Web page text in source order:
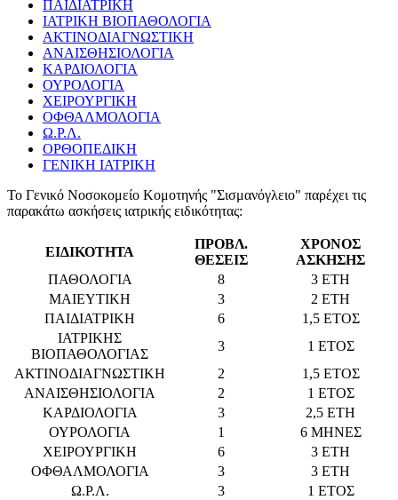
ΠΑΙΔΙΑΤΡΙΚΗ
ΙΑΤΡΙΚΗ ΒΙΟΠΑΘΟΛΟΓΙΑ
ΑΚΤΙΝΟΔΙΑΓΝΩΣΤΙΚΗ
ΑΝΑΙΣΘΗΣΙΟΛΟΓΙΑ
ΚΑΡΔΙΟΛΟΓΙΑ
ΟΥΡΟΛΟΓΙΑ
ΧΕΙΡΟΥΡΓΙΚΗ
ΟΦΘΑΛΜΟΛΟΓΙΑ
Ω.Ρ.Λ.
ΟΡΘΟΠΕΔΙΚΗ
ΓΕΝΙΚΗ ΙΑΤΡΙΚΗ
To Γενικό Νοσοκομείο Κομοτηνής "Σισμανόγλειο" παρέχει τις
παρακάτω ασκήσεις ιατρικής ειδικότητας:
ΕΙΔΙΚΟΤΗΤΑ
ΠΡΟΒΛ.
ΘΕΣΕΙΣ
ΧΡΟΝΟΣ
ΑΣΚΗΣΗΣ
ΠΑΘΟΛΟΓΙΑ
8
3 ΕΤΗ
ΜΑΙΕΥΤΙΚΗ
3
2 ΕΤΗ
ΠΑΙΔΙΑΤΡΙΚΗ
6
1,5 ΕΤΟΣ
ΙΑΤΡΙΚΗΣ
ΒΙΟΠΑΘΟΛΟΓΙΑΣ
3
1 ΕΤΟΣ
ΑΚΤΙΝΟΔΙΑΓΝΩΣΤΙΚΗ
2
1,5 ΕΤΟΣ
ΑΝΑΙΣΘΗΣΙΟΛΟΓΙΑ
2
1 ΕΤΟΣ
ΚΑΡΔΙΟΛΟΓΙΑ
3
2,5 ΕΤΗ
ΟΥΡΟΛΟΓΙΑ
1
6 ΜΗΝΕΣ
ΧΕΙΡΟΥΡΓΙΚΗ
6
3 ΕΤΗ
ΟΦΘΑΛΜΟΛΟΓΙΑ
3
3 ΕΤΗ
Ω.Ρ.Λ.
3
1 ΕΤΟΣ